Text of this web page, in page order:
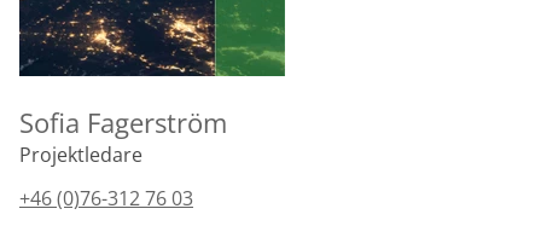
Sofia Fagerström
Projektledare
+46 (0)76-312 76 03